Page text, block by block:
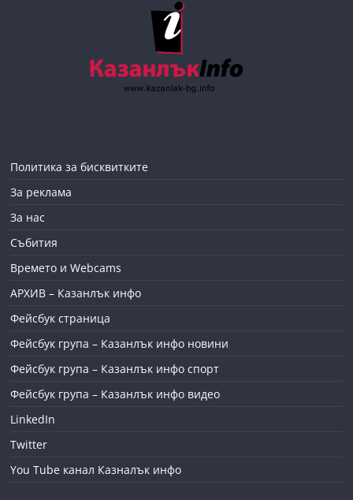
Политика за бисквитките
За реклама
За нас
Събития
Времето и Webcams
АРХИВ – Казанлък инфо
Фейсбук страница
Фейсбук група – Казанлък инфо новини
Фейсбук група – Казанлък инфо спорт
Фейсбук група – Казанлък инфо видео
LinkedIn
Twitter
You Tube канал Казналък инфо